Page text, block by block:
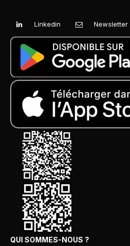
Linkedin Newsletter
QUI SOMMES-NOUS ?